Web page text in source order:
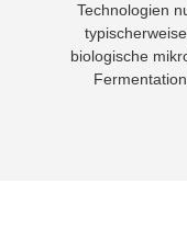
Technologien
biologische